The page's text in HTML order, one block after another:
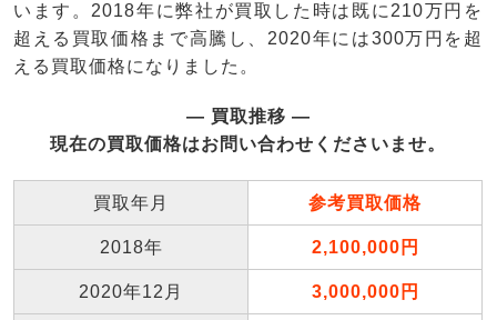
います。2018年に弊社が買取した時は既に210万円を
超える買取価格まで高騰し、2020年には300万円を超
える買取価格になりました。
― 買取推移 —
現在の買取価格はお問い合わせくださいませ。
買取年月 参考買取価格
2018年 2,100,000円
2020年12月 3,000,000円